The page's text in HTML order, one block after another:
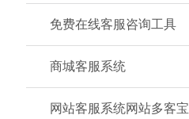
免费在线客服咨询工具
商城客服系统
网站客服系统网站多客宝